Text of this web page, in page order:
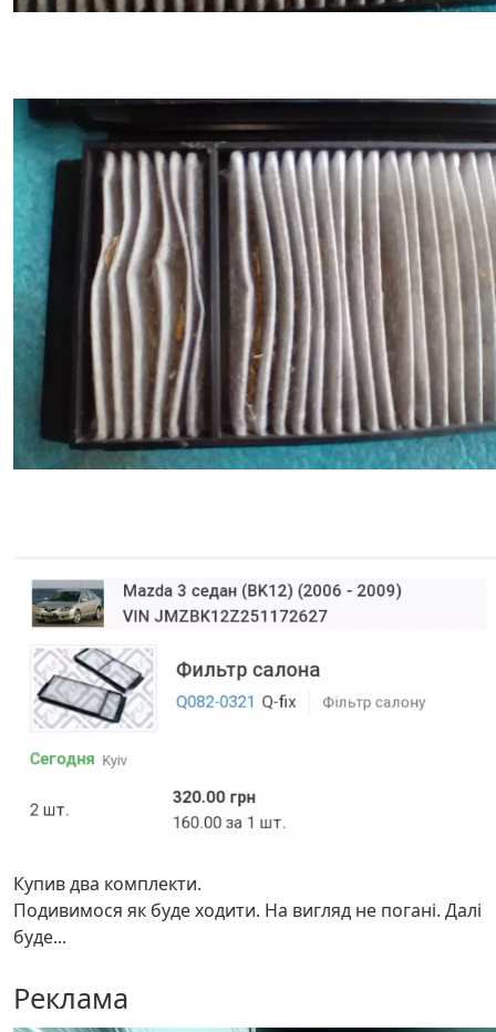
Купив два комплекти.
Подивимося як буде ходити. На вигляд не погані. Далі
буде...
Реклама